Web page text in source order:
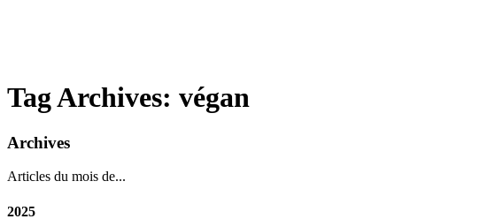
Tag Archives: végan
Archives
Articles du mois de...
2025